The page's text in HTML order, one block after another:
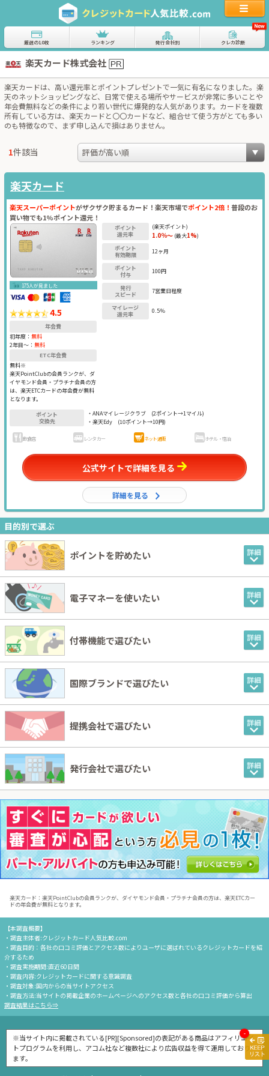
厳選の10枚 ランキング 発行会社別 クレカ診断
-
楽天カード株式会社
楽天カードは、高い還元率とポイントプレゼントで一気に有名になりました。楽
天のネットショッピングなど、日常で使える場所やサービスが非常に多いことや
年会費無料などの条件により若い世代に爆発的な人気があります。カードを複数
所有している方は、楽天カードと〇〇カードなど、組合せて使う方がとても多い
のも特徴なので、まず申し込んで損はありません。
1件該当
楽天カード
楽天スーパーポイントがザクザク貯まるカード！楽天市場でポイント2倍！ 普段のお
買い物でも1%ポイント還元！
175人が見ました
4.5
年会費
初年度： 無料
2年目〜： 無料
ETC年会費
無料※
楽天PointClubの会員ランクが、ダ
イヤモンド会員・プラチナ会員の方
は、楽天ETCカードの年会費が無料
となります。
ポイント
還元率
(楽天ポイント)
1.0％～(最大1%)
ポイント
有効期限
12ヶ月
ポイント
付与
100円
発行
スピード
7営業日程度
マイレージ
還元率
0.5％
ポイント
交換先
・ANAマイレージクラブ (2ポイント→1マイル)
・楽天Edy (10ポイント→10円)
飲食店 レンタカー ネット通販 ホテル・宿泊
公式サイトで詳細を見る
詳細を見る
目的別で選ぶ
ポイントを貯めたい
電子マネーを使いたい
付帯機能で選びたい
国際ブランドで選びたい
提携会社で選びたい
発行会社で選びたい
楽天カード：楽天PointClubの会員ランクが、ダイヤモンド会員・プラチナ会員の方は、楽天ETCカー
ドの年会費が無料となります。
【本調査概要】
・調査主体者:クレジットカード人気比較.com
・調査目的：各社の口コミ評価とアクセス数によりユーザに選ばれているクレジットカードを紹
介するため
・調査実施期間:直近60日間
・調査内容:クレジットカードに関する意識調査
・調査対象:国内からの当サイトアクセス
・調査方法:当サイトの掲載企業のホームページへのアクセス数と各社の口コミ評価から算出
調査結果はこちら⇒
※当サイト内に掲載されている[PR][Sponsored]の表記がある商品はアフィリエイ
トプログラムを利用し、アコム社など複数社により広告収益を得て運用しており
ます。